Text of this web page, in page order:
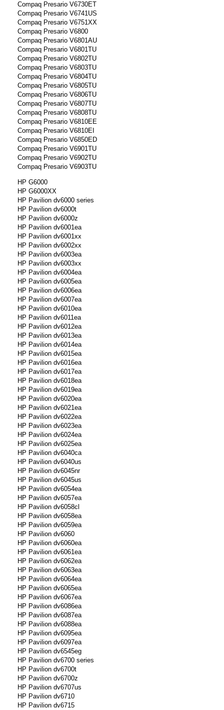
Compaq Presario V6730ET
Compaq Presario V6741US
Compaq Presario V6751XX
Compaq Presario V6800
Compaq Presario V6801AU
Compaq Presario V6801TU
Compaq Presario V6802TU
Compaq Presario V6803TU
Compaq Presario V6804TU
Compaq Presario V6805TU
Compaq Presario V6806TU
Compaq Presario V6807TU
Compaq Presario V6808TU
Compaq Presario V6810EE
Compaq Presario V6810EI
Compaq Presario V6850ED
Compaq Presario V6901TU
Compaq Presario V6902TU
Compaq Presario V6903TU
HP G6000
HP G6000XX
HP Pavilion dv6000 series
HP Pavilion dv6000t
HP Pavilion dv6000z
HP Pavilion dv6001ea
HP Pavilion dv6001xx
HP Pavilion dv6002xx
HP Pavilion dv6003ea
HP Pavilion dv6003xx
HP Pavilion dv6004ea
HP Pavilion dv6005ea
HP Pavilion dv6006ea
HP Pavilion dv6007ea
HP Pavilion dv6010ea
HP Pavilion dv6011ea
HP Pavilion dv6012ea
HP Pavilion dv6013ea
HP Pavilion dv6014ea
HP Pavilion dv6015ea
HP Pavilion dv6016ea
HP Pavilion dv6017ea
HP Pavilion dv6018ea
HP Pavilion dv6019ea
HP Pavilion dv6020ea
HP Pavilion dv6021ea
HP Pavilion dv6022ea
HP Pavilion dv6023ea
HP Pavilion dv6024ea
HP Pavilion dv6025ea
HP Pavilion dv6040ca
HP Pavilion dv6040us
HP Pavilion dv6045nr
HP Pavilion dv6045us
HP Pavilion dv6054ea
HP Pavilion dv6057ea
HP Pavilion dv6058cl
HP Pavilion dv6058ea
HP Pavilion dv6059ea
HP Pavilion dv6060
HP Pavilion dv6060ea
HP Pavilion dv6061ea
HP Pavilion dv6062ea
HP Pavilion dv6063ea
HP Pavilion dv6064ea
HP Pavilion dv6065ea
HP Pavilion dv6067ea
HP Pavilion dv6086ea
HP Pavilion dv6087ea
HP Pavilion dv6088ea
HP Pavilion dv6095ea
HP Pavilion dv6097ea
HP Pavilion dv6545eg
HP Pavilion dv6700 series
HP Pavilion dv6700t
HP Pavilion dv6700z
HP Pavilion dv6707us
HP Pavilion dv6710
HP Pavilion dv6715